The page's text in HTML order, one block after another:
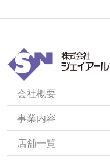
会社概要
事業内容
店舗一覧